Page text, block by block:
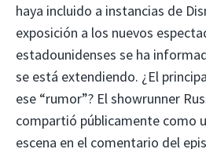
haya incluido a instancias de
exposición a los nuevos
estadounidenses se ha
se está extendiendo. ¿El
ese “rumor”? El showrunner
compartió públicamente como
escena en el comentario del